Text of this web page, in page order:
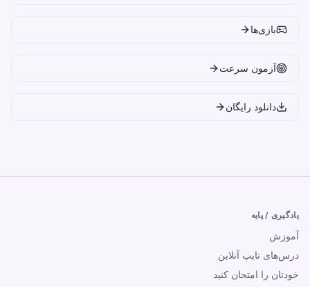
بازی‌ها
آزمون سرعت
دانلود رایگان
یادگیری / پایه
آموزش
درس‌های تایپ آنلاین
خودتان را امتحان کنید